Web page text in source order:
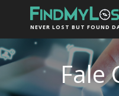
NEVER LOST BUT FOUND
Fale